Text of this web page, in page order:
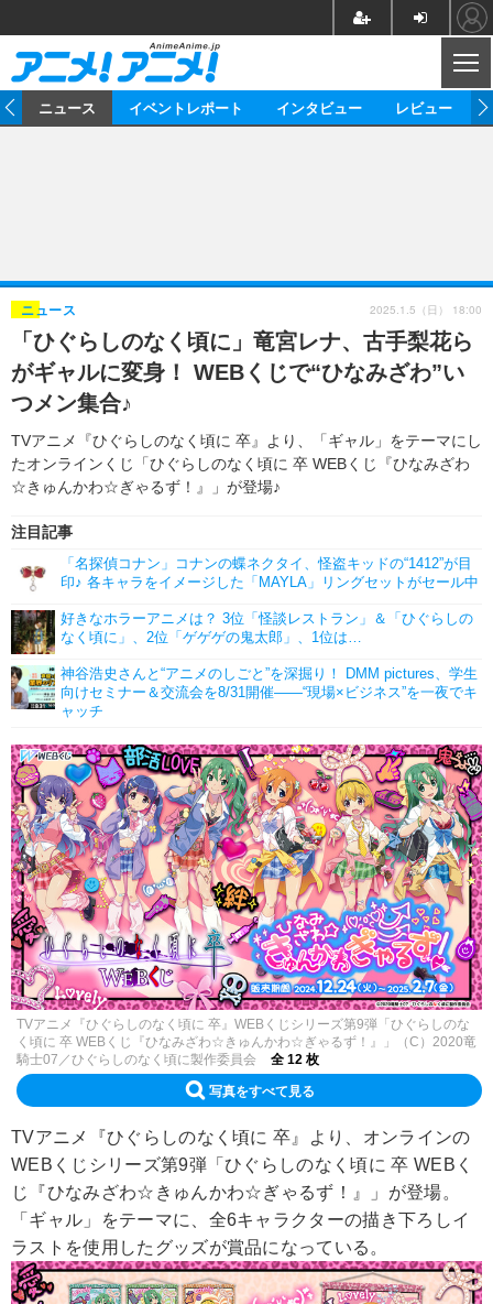
ゲーム グッズ
イベント 海外
海外イベント ビジネス
俳優・タレント アーティスト
ビジネス
アニメ 実写
書評 イベント
ゲーム 座談会
動画
アニメ
アニメ！アニメ！TV ABEMA Cafe
連載・コラム
ニュース イベントレポート インタビュー レビュー
「ひぐらしのなく頃に」竜宮レナ、古手梨花ら
がギャルに変身！ WEBくじで“ひなみざわ”い
つメン集合♪
TVアニメ『ひぐらしのなく頃に 卒』より、「ギャル」をテーマにし
たオンラインくじ「ひぐらしのなく頃に 卒 WEBくじ『ひなみざわ
☆きゅんかわ☆ぎゃるず！』」が登場♪
ニュース
注目記事
「名探偵コナン」コナンの蝶ネクタイ、怪盗キッドの“1412”が目
印♪ 各キャラをイメージした「MAYLA」リングセットがセール中
好きなホラーアニメは？ 3位「怪談レストラン」＆「ひぐらしの
なく頃に」、2位「ゲゲゲの鬼太郎」、1位は…
神谷浩史さんと“アニメのしごと”を深掘り！ DMM pictures、学生
向けセミナー＆交流会を8/31開催――“現場×ビジネス”を一夜でキ
ャッチ
2025.1.5（日） 18:00
TVアニメ『ひぐらしのなく頃に 卒』WEBくじシリーズ第9弾「ひぐらしのな
く頃に 卒 WEBくじ『ひなみざわ☆きゅんかわ☆ぎゃるず！』」（C）2020竜
騎士07／ひぐらしのなく頃に製作委員会
全 12 枚
写真をすべて見る
TVアニメ『ひぐらしのなく頃に 卒』より、オンラインの
WEBくじシリーズ第9弾「ひぐらしのなく頃に 卒 WEBく
じ『ひなみざわ☆きゅんかわ☆ぎゃるず！』」が登場。
「ギャル」をテーマに、全6キャラクターの描き下ろしイ
ラストを使用したグッズが賞品になっている。